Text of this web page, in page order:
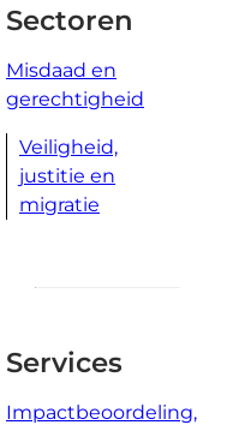
Sectoren
Misdaad en
gerechtigheid
Veiligheid,
justitie en
migratie
Services
Impactbeoordeling,